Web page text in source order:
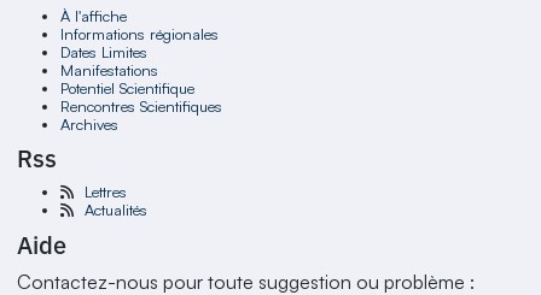
À l'affiche
Informations régionales
Dates Limites
Manifestations
Potentiel Scientifique
Rencontres Scientifiques
Archives
Rss
Lettres
Actualités
Aide
Contactez-nous pour toute suggestion ou problème :